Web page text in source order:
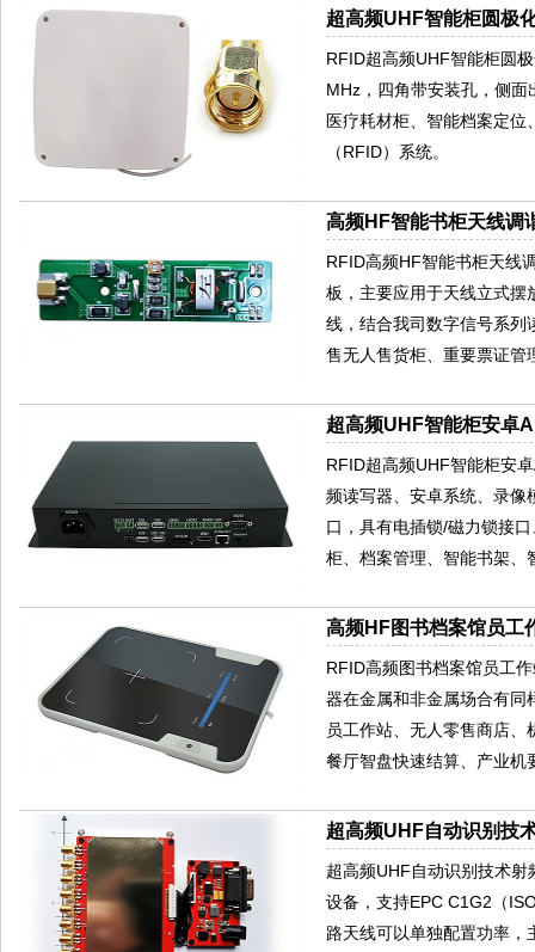
超高频UHF智能柜圆极
RFID超高频UHF智能柜圆
MHz，四角带安装孔，侧
医疗耗材柜、智能档案定
（RFID）系统。
高频HF智能书柜天线调
RFID高频HF智能书柜天线
板，主要应用于天线立式摆
线，结合我司数字信号系列
售无人售货柜、重要票证管
超高频UHF智能柜安卓
RFID超高频UHF智能柜安
频读写器、安卓系统、录像
口，具有电插锁/磁力锁接
柜、档案管理、智能书架、
高频HF图书档案馆员工
RFID高频图书档案馆员工
器在金属和非金属场合有同
员工作站、无人零售商店
餐厅智盘快速结算、产业机
超高频UHF自动识别技
超高频UHF自动识别技术
设备，支持EPC C1G2（
路天线可以单独配置功率